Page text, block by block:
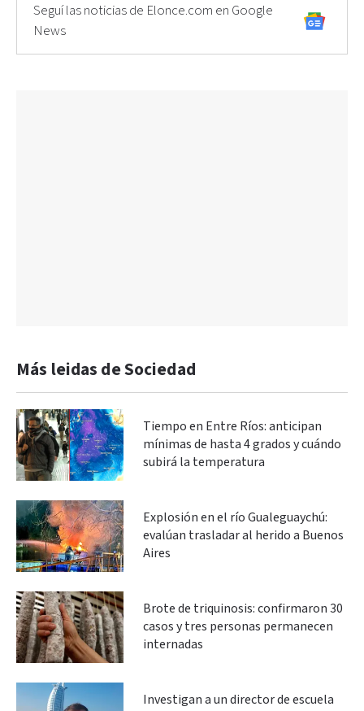
Seguí las noticias de Elonce.com en Google
News
Más leidas de Sociedad
Tiempo en Entre Ríos: anticipan
mínimas de hasta 4 grados y cuándo
subirá la temperatura
Explosión en el río Gualeguaychú:
evalúan trasladar al herido a Buenos
Aires
Brote de triquinosis: confirmaron 30
casos y tres personas permanecen
internadas
Investigan a un director de escuela